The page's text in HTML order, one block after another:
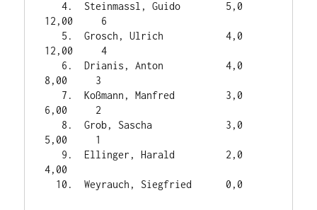
   4.  Steinmassl, Guido        5,0
12,00     6
12,00     4
8,00     3
6,00     2
5,00     1
4,00